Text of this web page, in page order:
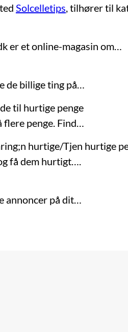
Solcelletips, tilhører til
er et online-magasin om…
de billige ting på…
til hurtige penge
flere penge. Find…
hurtige/Tjen hurtige
få dem hurtigt….
annoncer på dit…